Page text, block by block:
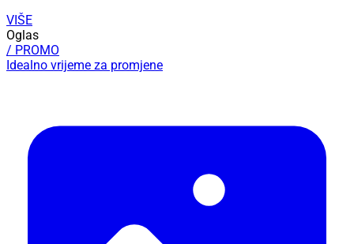
VIŠE
Oglas
/ PROMO
Idealno vrijeme za promjene